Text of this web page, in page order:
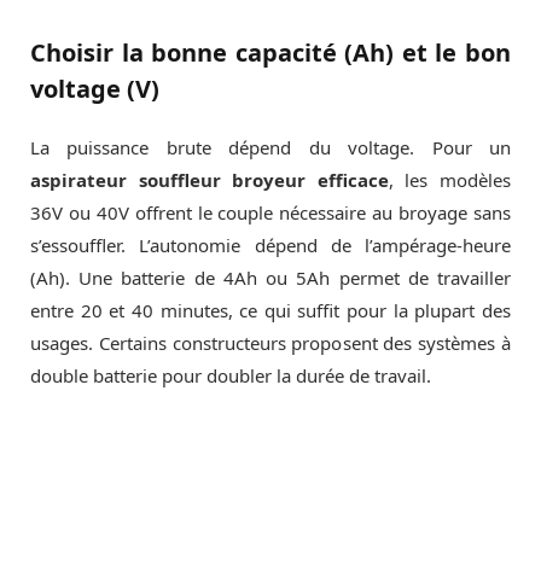
Choisir la bonne capacité (Ah) et le bon
voltage (V)
La puissance brute dépend du voltage. Pour un
aspirateur souffleur broyeur efficace, les modèles
36V ou 40V offrent le couple nécessaire au broyage sans
s’essouffler. L’autonomie dépend de l’ampérage-heure
(Ah). Une batterie de 4Ah ou 5Ah permet de travailler
entre 20 et 40 minutes, ce qui suffit pour la plupart des
usages. Certains constructeurs proposent des systèmes à
double batterie pour doubler la durée de travail.